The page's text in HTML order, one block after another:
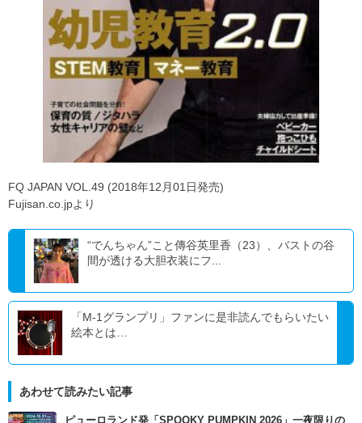
FQ JAPAN VOL.49 (2018年12月01日発売)
Fujisan.co.jpより
“でんちゃん”こと傳谷英里香（23）、バストの谷
間が透ける大胆衣装にフ...
「M-1グランプリ」ファンに是非読んでもらいたい
絵本とは…
あわせて読みたい記事
ピューロランド発「SPOOKY PUMPKIN 2026」一夜限りの